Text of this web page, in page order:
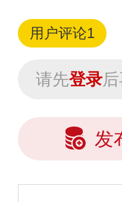
用户评论1
请先登录
发